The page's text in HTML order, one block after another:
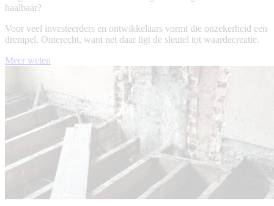
haalbaar?
Voor veel investeerders en ontwikkelaars vormt die onzekerheid een
drempel. Onterecht, want net daar ligt de sleutel tot waardecreatie.
Meer weten